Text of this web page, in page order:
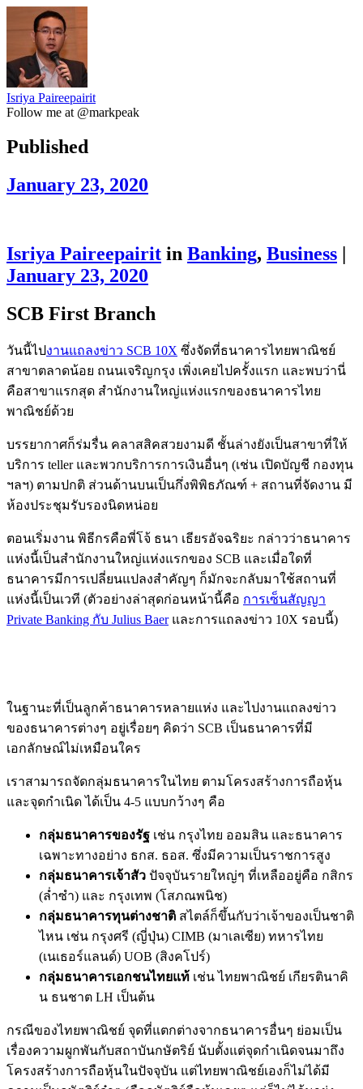
Isriya Paireepairit
Follow me at @markpeak
Published
January 23, 2020
Isriya Paireepairit in Banking, Business |
January 23, 2020
SCB First Branch
วันนี้ไปงานแถลงข่าว SCB 10X ซึ่งจัดที่ธนาคารไทยพาณิชย์
สาขาตลาดน้อย ถนนเจริญกรุง เพิ่งเคยไปครั้งแรก และพบว่านี่
คือสาขาแรกสุด สำนักงานใหญ่แห่งแรกของธนาคารไทย
พาณิชย์ด้วย
บรรยากาศก็ร่มรื่น คลาสสิคสวยงามดี ชั้นล่างยังเป็นสาขาที่ให้
บริการ teller และพวกบริการการเงินอื่นๆ (เช่น เปิดบัญชี กองทุน
ฯลฯ) ตามปกติ ส่วนด้านบนเป็นกึ่งพิพิธภัณฑ์ + สถานที่จัดงาน มี
ห้องประชุมรับรองนิดหน่อย
ตอนเริ่มงาน พิธีกรคือพี่โจ้ ธนา เธียรอัจฉริยะ กล่าวว่าธนาคาร
แห่งนี้เป็นสำนักงานใหญ่แห่งแรกของ SCB และเมื่อใดที่
ธนาคารมีการเปลี่ยนแปลงสำคัญๆ ก็มักจะกลับมาใช้สถานที่
แห่งนี้เป็นเวที (ตัวอย่างล่าสุดก่อนหน้านี้คือ การเซ็นสัญญา
Private Banking กับ Julius Baerและการแถลงข่าว 10X รอบนี้)
ในฐานะที่เป็นลูกค้าธนาคารหลายแห่ง และไปงานแถลงข่าว
ของธนาคารต่างๆ อยู่เรื่อยๆ คิดว่า SCB เป็นธนาคารที่มี
เอกลักษณ์ไม่เหมือนใคร
เราสามารถจัดกลุ่มธนาคารในไทย ตามโครงสร้างการถือหุ้น
และจุดกำเนิด ได้เป็น 4-5 แบบกว้างๆ คือ
กลุ่มธนาคารของรัฐ เช่น กรุงไทย ออมสิน และธนาคาร
เฉพาะทางอย่าง ธกส. ธอส. ซึ่งมีความเป็นราชการสูง
กลุ่มธนาคารเจ้าสัว ปัจจุบันรายใหญ่ๆ ที่เหลืออยู่คือ กสิกร
(ล่ำซำ) และ กรุงเทพ (โสภณพนิช)
กลุ่มธนาคารทุนต่างชาติ สไตล์ก็ขึ้นกับว่าเจ้าของเป็นชาติ
ไหน เช่น กรุงศรี (ญี่ปุ่น) CIMB (มาเลเซีย) ทหารไทย
(เนเธอร์แลนด์) UOB (สิงคโปร์)
กลุ่มธนาคารเอกชนไทยแท้ เช่น ไทยพาณิชย์ เกียรตินาคิ
น ธนชาต LH เป็นต้น
กรณีของไทยพาณิชย์ จุดที่แตกต่างจากธนาคารอื่นๆ ย่อมเป็น
เรื่องความผูกพันกับสถาบันกษัตริย์ นับตั้งแต่จุดกำเนิดจนมาถึง
โครงสร้างการถือหุ้นในปัจจุบัน แต่ไทยพาณิชย์เองก็ไม่ได้มี